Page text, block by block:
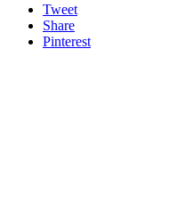
Tweet
Share
Pinterest